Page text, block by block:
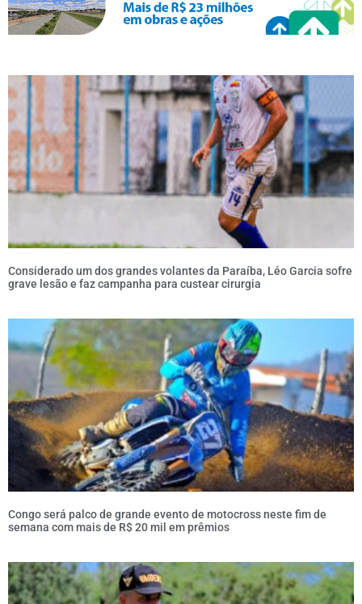
Considerado um dos grandes volantes da Paraíba, Léo Garcia sofre
grave lesão e faz campanha para custear cirurgia
Congo será palco de grande evento de motocross neste fim de
semana com mais de R$ 20 mil em prêmios